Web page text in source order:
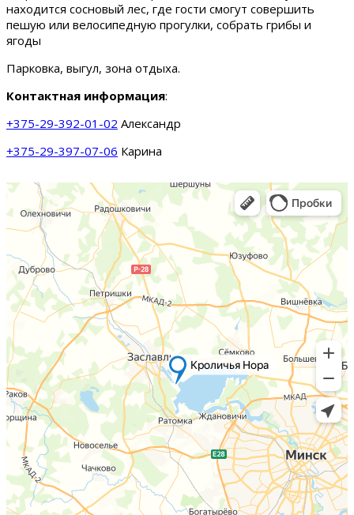
находится сосновый лес, где гости смогут совершить
пешую или велосипедную прогулки, собрать грибы и
ягоды
Парковка, выгул, зона отдыха.
Контактная информация:
+375-29-392-01-02 Александр
+375-29-397-07-06 Карина